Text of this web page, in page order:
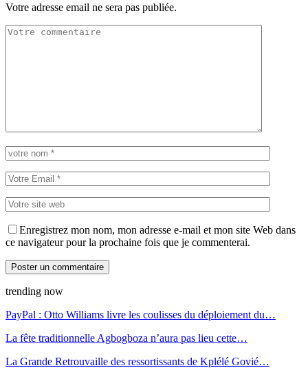
Votre adresse email ne sera pas publiée.
Enregistrez mon nom, mon adresse e-mail et mon site Web dans
ce navigateur pour la prochaine fois que je commenterai.
trending now
PayPal : Otto Williams livre les coulisses du déploiement du…
La fête traditionnelle Agbogboza n’aura pas lieu cette…
La Grande Retrouvaille des ressortissants de Kplélé Govié…